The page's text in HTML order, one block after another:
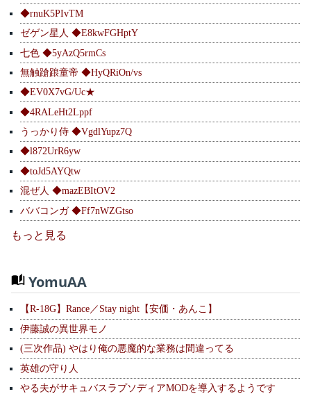
◆rnuK5PIvTM
ゼゲン星人 ◆E8kwFGHptY
七色 ◆5yAzQ5rmCs
無触蹌踉童帝 ◆HyQRiOn/vs
◆EV0X7vG/Uc★
◆4RALeHt2Lppf
うっかり侍 ◆VgdlYupz7Q
◆l872UrR6yw
◆toJd5AYQtw
混ぜ人 ◆mazEBItOV2
ババコンガ ◆Ff7nWZGtso
もっと見る
YomuAA
【R-18G】Rance／Stay night【安価・あんこ】
伊藤誠の異世界モノ
(三次作品) やはり俺の悪魔的な業務は間違ってる
英雄の守り人
やる夫がサキュバスラプソディアMODを導入するようです